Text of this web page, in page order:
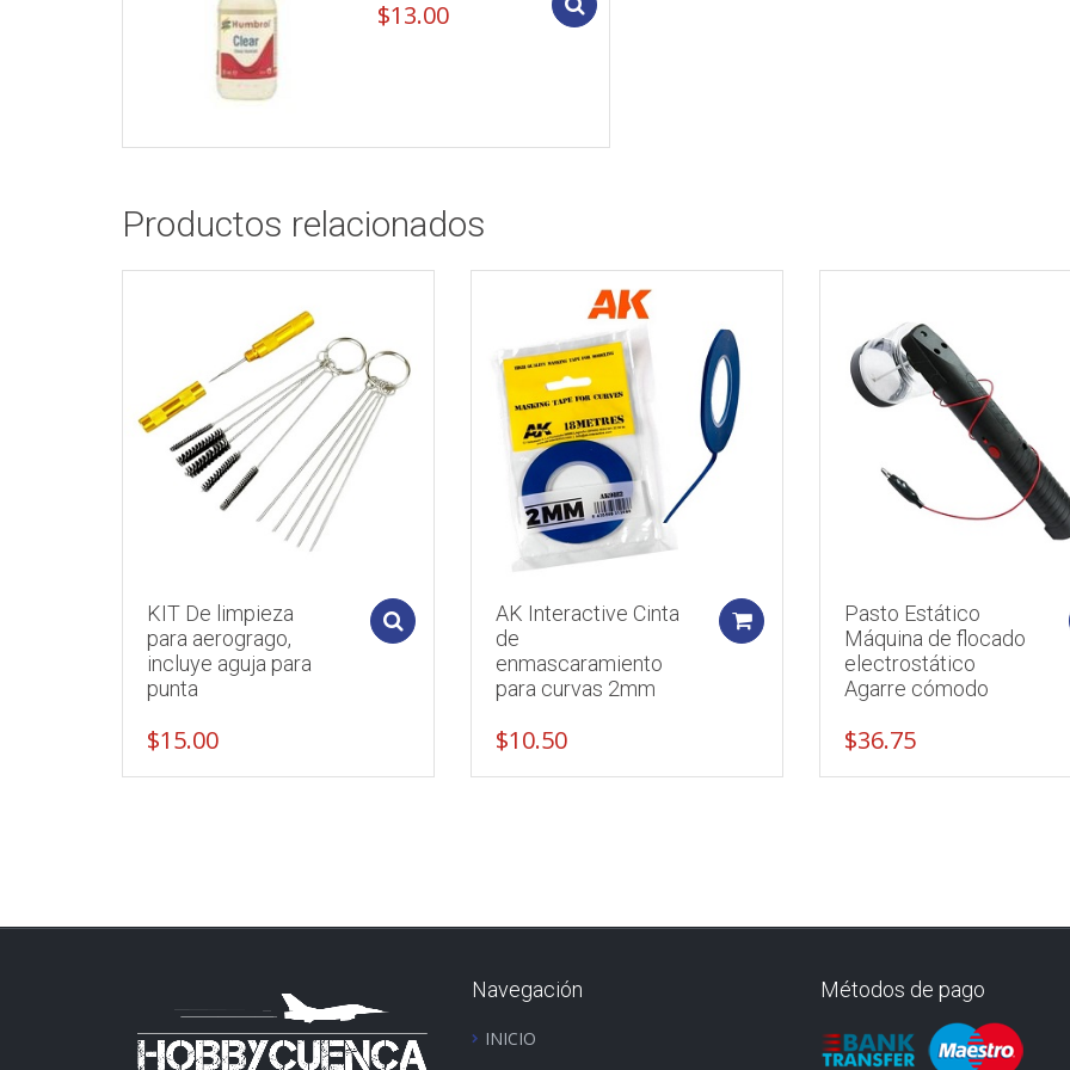
$13.00
Productos relacionados
KIT De limpieza
para aerogrago,
incluye aguja para
punta
$15.00
Add to cartAK Interactive Cinta
de
enmascaramiento
para curvas 2mm
$10.50
Add to cartPasto Estático
Máquina de flocado
electrostático
Agarre cómodo
$36.75
Navegación
INICIO
Métodos de pago